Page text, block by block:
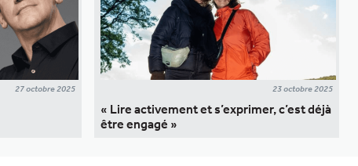
27 octobre 2025 23 octobre 2025
« Lire activement et s’exprimer, c’est déjà
être engagé »